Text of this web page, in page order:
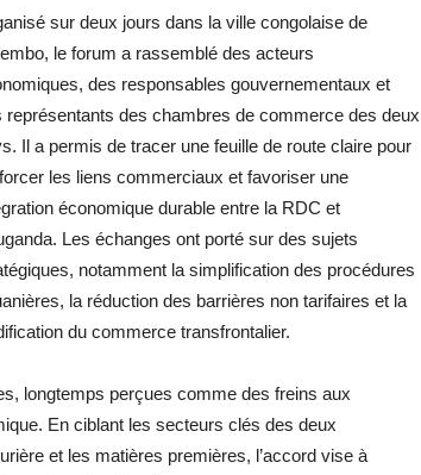
sur deux jours dans la ville congolaise de
le forum a rassemblé des acteurs
des responsables gouvernementaux et
représentants des chambres de commerce des deux
Il a permis de tracer une feuille de route claire pour
les liens commerciaux et favoriser une
économique durable entre la RDC et
Les échanges ont porté sur des sujets
notamment la simplification des procédures
la réduction des barrières non tarifaires et la
du commerce transfrontalier.
longtemps perçues comme des freins aux
En ciblant les secteurs clés des deux
et les matières premières, l’accord vise à